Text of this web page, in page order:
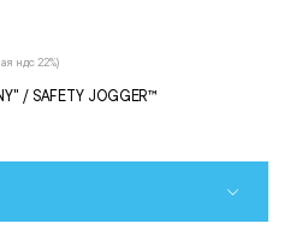
/ SAFETY JOGGER™
ндс 22%)